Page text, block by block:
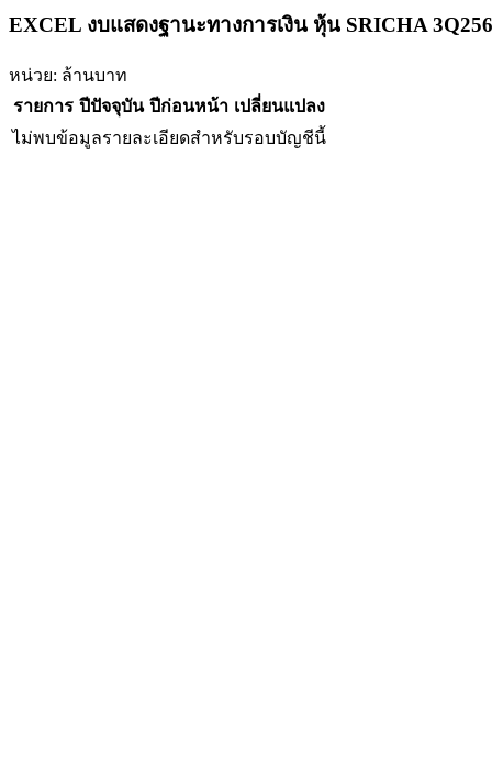
EXCEL งบแสดงฐานะทางการเงิน หุ้น SRICHA
หน่วย: ล้านบาท
รายการ ปีปัจจุบัน ปีก่อนหน้า เปลี่ยนแปลง
ไม่พบข้อมูลรายละเอียดสำหรับรอบบัญชีนี้